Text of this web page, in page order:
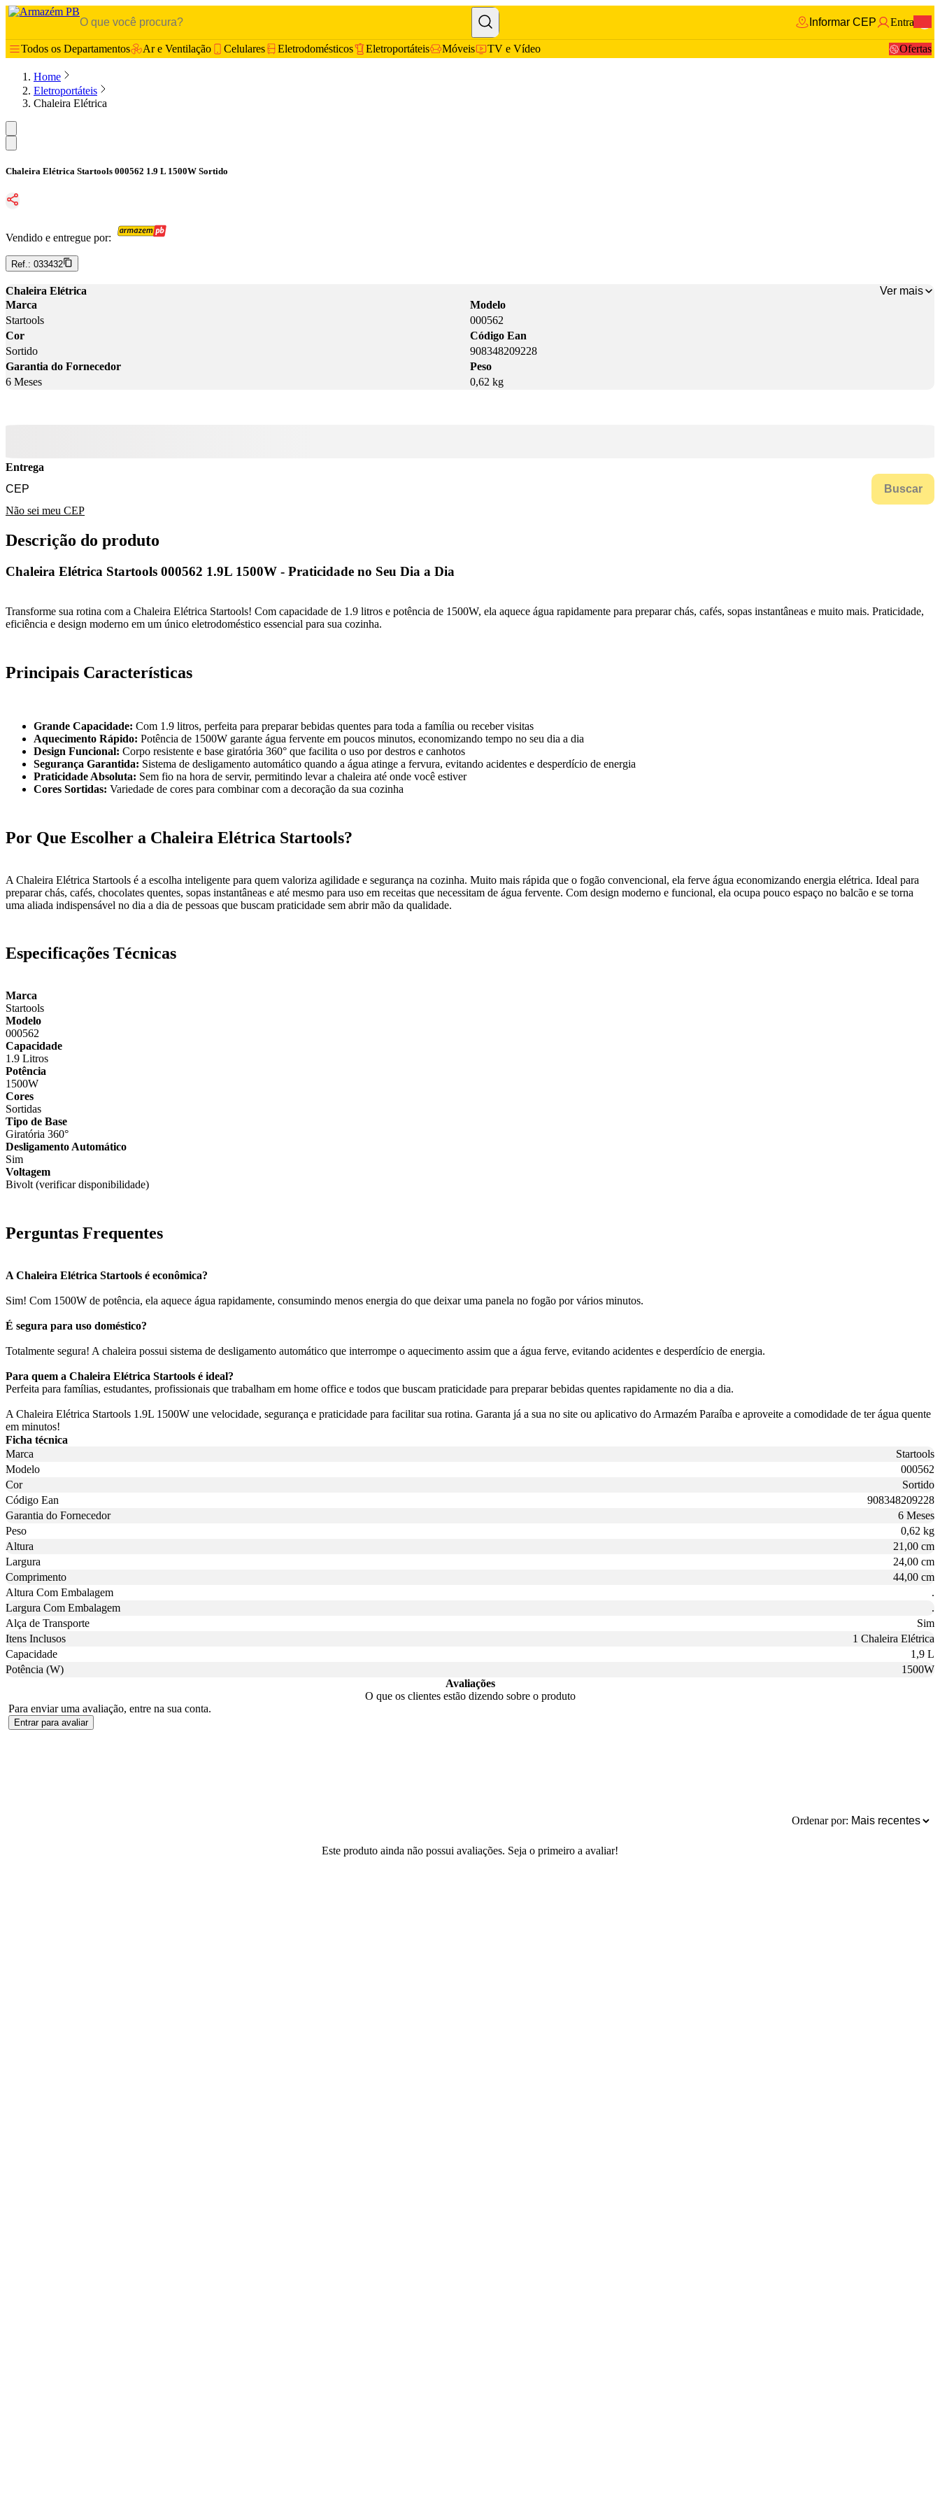
Informar CEP Entrar
Todos os Departamentos Ar e Ventilação Celulares Eletrodomésticos Eletroportáteis Móveis TV e Vídeo Ofertas
Home
Eletroportáteis
Chaleira Elétrica
Chaleira Elétrica Startools 000562 1.9 L 1500W Sortido
Vendido e entregue por:
Ref.: 033432
Chaleira Elétrica
Ver mais
Marca
Startools
Modelo
000562
Cor
Sortido
Código Ean
908348209228
Garantia do Fornecedor
6 Meses
Peso
0,62 kg
Entrega
Buscar
Não sei meu CEP
Descrição do produto
Chaleira Elétrica Startools 000562 1.9L 1500W - Praticidade no Seu Dia a Dia
Transforme sua rotina com a Chaleira Elétrica Startools! Com capacidade de 1.9 litros e potência de 1500W, ela aquece água rapidamente para preparar chás, cafés, sopas instantâneas e muito mais. Praticidade,
eficiência e design moderno em um único eletrodoméstico essencial para sua cozinha.
Principais Características
Grande Capacidade: Com 1.9 litros, perfeita para preparar bebidas quentes para toda a família ou receber visitas
Aquecimento Rápido: Potência de 1500W garante água fervente em poucos minutos, economizando tempo no seu dia a dia
Design Funcional: Corpo resistente e base giratória 360° que facilita o uso por destros e canhotos
Segurança Garantida: Sistema de desligamento automático quando a água atinge a fervura, evitando acidentes e desperdício de energia
Praticidade Absoluta: Sem fio na hora de servir, permitindo levar a chaleira até onde você estiver
Cores Sortidas: Variedade de cores para combinar com a decoração da sua cozinha
Por Que Escolher a Chaleira Elétrica Startools?
A Chaleira Elétrica Startools é a escolha inteligente para quem valoriza agilidade e segurança na cozinha. Muito mais rápida que o fogão convencional, ela ferve água economizando energia elétrica. Ideal para
preparar chás, cafés, chocolates quentes, sopas instantâneas e até mesmo para uso em receitas que necessitam de água fervente. Com design moderno e funcional, ela ocupa pouco espaço no balcão e se torna
uma aliada indispensável no dia a dia de pessoas que buscam praticidade sem abrir mão da qualidade.
Especificações Técnicas
Marca
Startools
Modelo
000562
Capacidade
1.9 Litros
Potência
1500W
Cores
Sortidas
Tipo de Base
Giratória 360°
Desligamento Automático
Sim
Voltagem
Bivolt (verificar disponibilidade)
Perguntas Frequentes
A Chaleira Elétrica Startools é econômica?
Sim! Com 1500W de potência, ela aquece água rapidamente, consumindo menos energia do que deixar uma panela no fogão por vários minutos.
É segura para uso doméstico?
Totalmente segura! A chaleira possui sistema de desligamento automático que interrompe o aquecimento assim que a água ferve, evitando acidentes e desperdício de energia.
Para quem a Chaleira Elétrica Startools é ideal?
Perfeita para famílias, estudantes, profissionais que trabalham em home office e todos que buscam praticidade para preparar bebidas quentes rapidamente no dia a dia.
A Chaleira Elétrica Startools 1.9L 1500W une velocidade, segurança e praticidade para facilitar sua rotina. Garanta já a sua no site ou aplicativo do Armazém Paraíba e aproveite a comodidade de ter água quente
em minutos!
Ficha técnica
Marca
Startools
Modelo
000562
Cor
Sortido
Código Ean
908348209228
Garantia do Fornecedor
6 Meses
Peso
0,62 kg
Altura
21,00 cm
Largura
24,00 cm
Comprimento
44,00 cm
Altura Com Embalagem
.
Largura Com Embalagem
.
Alça de Transporte
Sim
Itens Inclusos
1 Chaleira Elétrica
Capacidade
1,9 L
Potência (W)
1500W
Avaliações
O que os clientes estão dizendo sobre o produto
Para enviar uma avaliação, entre na sua conta.
Entrar para avaliar
Ordenar por:
Este produto ainda não possui avaliações. Seja o primeiro a avaliar!